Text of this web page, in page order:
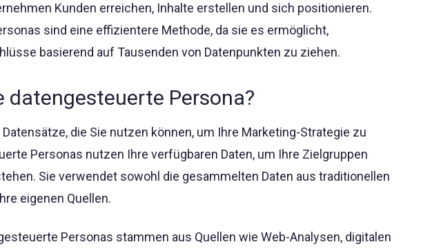
Kunden erreichen, Inhalte erstellen und sich positionieren.
sind eine effizientere Methode, da sie es ermöglicht,
basierend auf Tausenden von Datenpunkten zu ziehen.
datengesteuerte Persona?
die Sie nutzen können, um Ihre Marketing-Strategie zu
Personas nutzen Ihre verfügbaren Daten, um Ihre Zielgruppen
Sie verwendet sowohl die gesammelten Daten aus traditionellen
eigenen Quellen.
Personas stammen aus Quellen wie Web-Analysen, digitalen